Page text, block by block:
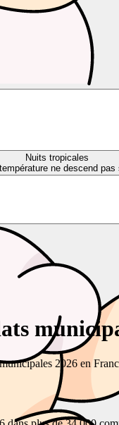
Nuits tropicales
ne descend pas
2026 en